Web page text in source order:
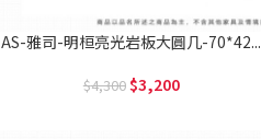
AS-雅司-明桓亮光岩板大圓几-70*42...
4,300 3,200